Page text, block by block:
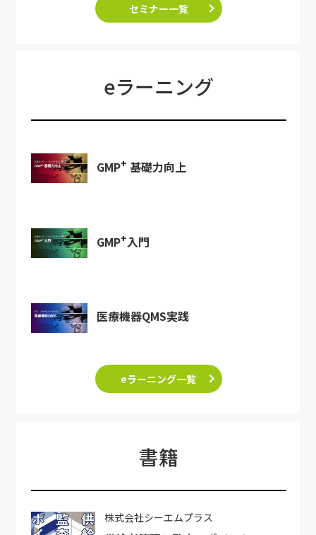
セミナー一覧
eラーニング
GMP+ 基礎力向上
GMP+入門
医療機器QMS実践
eラーニング一覧
書籍
株式会社シーエムプラス